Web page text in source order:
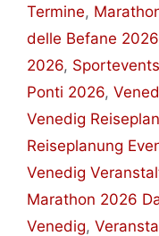
Termine,
delle Befane 2026
2026,
Ponti 2026,
Venedig
Reiseplanung
Venedig
Marathon 2026
Venedig,